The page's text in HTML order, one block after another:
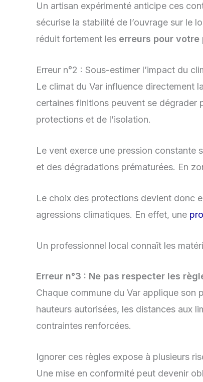
Un artisan expérimenté anticipe ces
sécurise la stabilité de l’ouvrage sur le
réduit fortement les erreurs pour
Erreur n°2 : Sous-estimer l’impact du
Le climat du Var influence directement
certaines finitions peuvent se dégrader
protections et de l’isolation.
Le vent exerce une pression constante
et des dégradations prématurées. En
Le choix des protections devient donc
agressions climatiques. En effet, une
Un professionnel local connaît les
Erreur n°3 : Ne pas respecter les
Chaque commune du Var applique son
hauteurs autorisées, les distances aux
contraintes renforcées.
Ignorer ces règles expose à plusieurs
Une mise en conformité peut devenir